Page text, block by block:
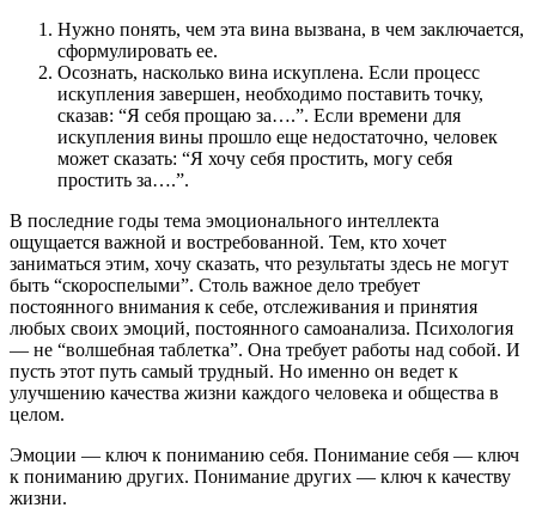
Нужно понять, чем эта вина вызвана, в чем заключается,
сформулировать ее.
Осознать, насколько вина искуплена. Если процесс
искупления завершен, необходимо поставить точку,
сказав: “Я себя прощаю за….”. Если времени для
искупления вины прошло еще недостаточно, человек
может сказать: “Я хочу себя простить, могу себя
простить за….”.
В последние годы тема эмоционального интеллекта
ощущается важной и востребованной. Тем, кто хочет
заниматься этим, хочу сказать, что результаты здесь не могут
быть “скороспелыми”. Столь важное дело требует
постоянного внимания к себе, отслеживания и принятия
любых своих эмоций, постоянного самоанализа. Психология
— не “волшебная таблетка”. Она требует работы над собой. И
пусть этот путь самый трудный. Но именно он ведет к
улучшению качества жизни каждого человека и общества в
целом.
Эмоции — ключ к пониманию себя. Понимание себя — ключ
к пониманию других. Понимание других — ключ к качеству
жизни.